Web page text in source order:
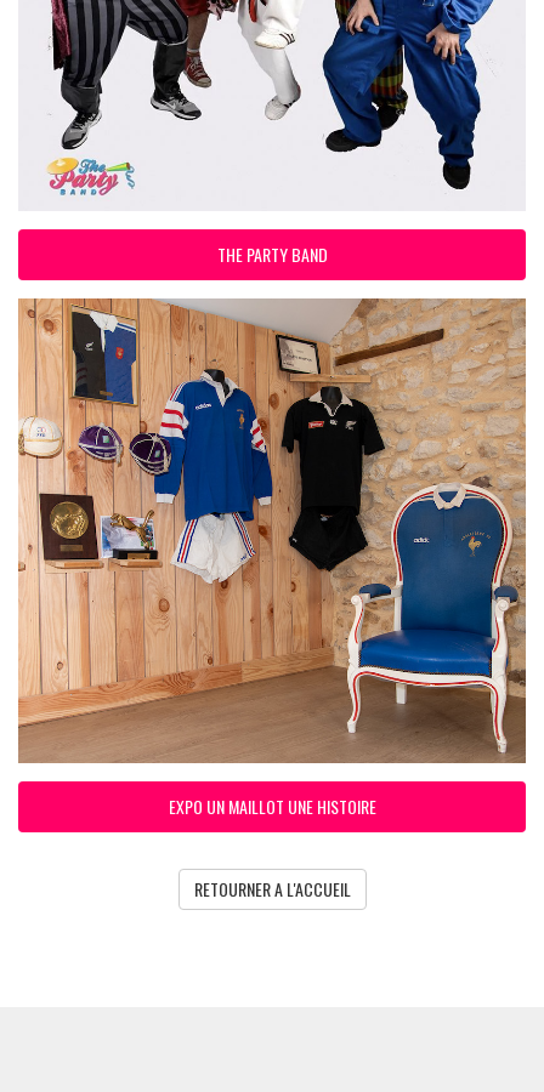
THE PARTY BAND
EXPO UN MAILLOT UNE HISTOIRE
RETOURNER A L'ACCUEIL